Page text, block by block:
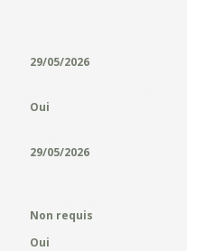
29/05/2026
Oui
29/05/2026
Non requis
Oui